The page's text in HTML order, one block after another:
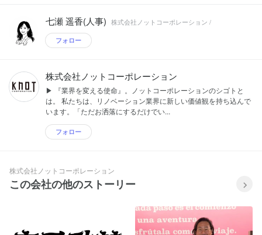
七瀬 遥香(人事) 株式会社ノットコーポレーション /
フォロー
株式会社ノットコーポレーション
▶︎ 『業界を変える使命』。ノットコーポレーションのシゴトと
は。 私たちは、リノベーション業界に新しい価値観を持ち込んで
います。「ただお洒落にするだけでい...
フォロー
株式会社ノットコーポレーション
この会社の他のストーリー